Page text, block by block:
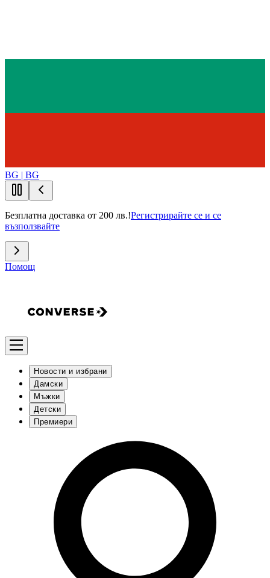
BG | BG
Безплатна доставка от 200 лв.!Регистрирайте се и се
възползвайте
Помощ
Новости и избрани
Дамски
Мъжки
Детски
Премиери